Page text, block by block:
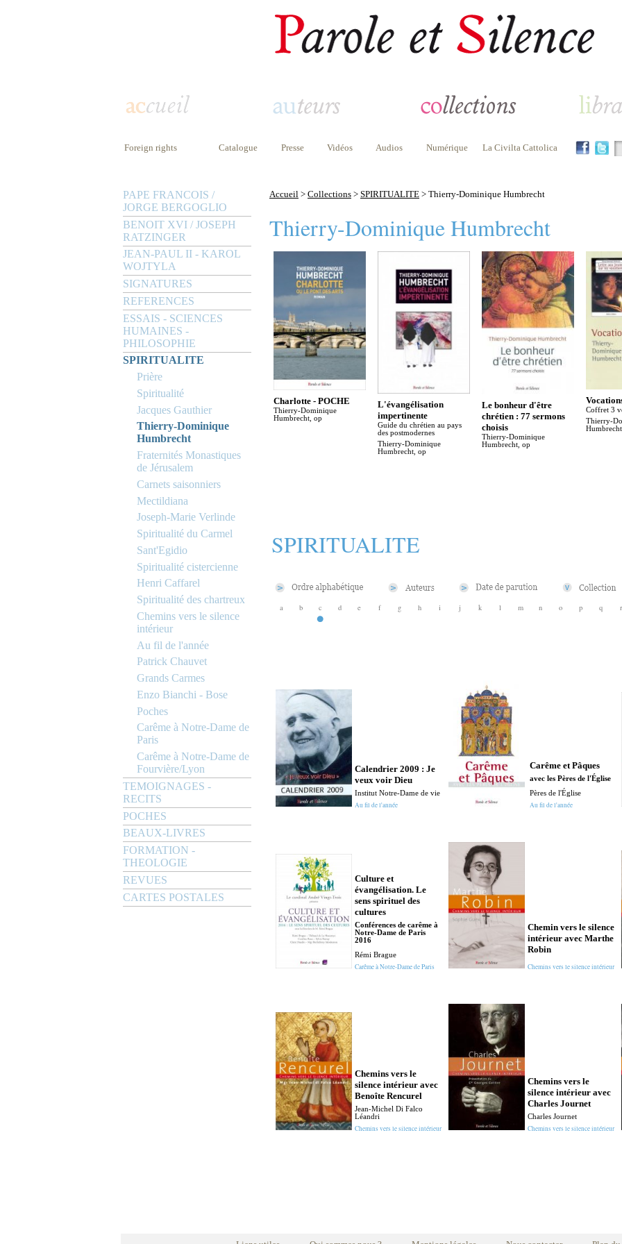
Foreign rights Catalogue Presse Vidéos Audios Numérique La Civilta Cattolica
PAPE FRANCOIS /
JORGE BERGOGLIO
BENOIT XVI / JOSEPH
RATZINGER
JEAN-PAUL II - KAROL
WOJTYLA
SIGNATURES
REFERENCES
ESSAIS - SCIENCES
HUMAINES -
PHILOSOPHIE
SPIRITUALITE
Prière
Spiritualité
Jacques Gauthier
Thierry-Dominique
Humbrecht
Fraternités Monastiques
de Jérusalem
Carnets saisonniers
Mectildiana
Joseph-Marie Verlinde
Spiritualité du Carmel
Sant'Egidio
Spiritualité cistercienne
Henri Caffarel
Spiritualité des chartreux
Chemins vers le silence
intérieur
Au fil de l'année
Patrick Chauvet
Grands Carmes
Enzo Bianchi - Bose
Poches
Carême à Notre-Dame de
Paris
Carême à Notre-Dame de
Fourvière/Lyon
TEMOIGNAGES -
RECITS
POCHES
BEAUX-LIVRES
FORMATION -
THEOLOGIE
REVUES
CARTES POSTALES
Accueil > Collections > SPIRITUALITE > Thierry-Dominique Humbrecht
Thierry-Dominique Humbrecht
Charlotte - POCHE
Thierry-Dominique
Humbrecht, op
L'évangélisation
impertinente
Guide du chrétien au pays
des postmodernes
Thierry-Dominique
Humbrecht, op
Le bonheur d'être
chrétien : 77 sermons
choisis
Thierry-Dominique
Humbrecht, op
Coffret 3
Thierry-
SPIRITUALITE
a b c d e f g h i j k l m n o p q r
Calendrier 2009 : Je
veux voir Dieu
Institut Notre-Dame de vie
Au fil de l'année
Carême et Pâques
avec les Pères de l'Église
Pères de l'Église
Au fil de l'année
Culture et
évangélisation. Le
sens spirituel des
cultures
Conférences de carême à
Notre-Dame de Paris
2016
Rémi Brague
Carême à Notre-Dame de Paris
Chemin vers le silence
intérieur avec Marthe
Robin
Chemins vers le silence intérieur
Chemins vers le
silence intérieur avec
Benoîte Rencurel
Jean-Michel Di Falco
Léandri
Chemins vers le silence intérieur
Chemins vers le
silence intérieur avec
Charles Journet
Charles Journet
Chemins vers le silence intérieur